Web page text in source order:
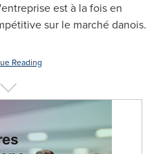
est à la fois en
sur le marché danois.
Reading